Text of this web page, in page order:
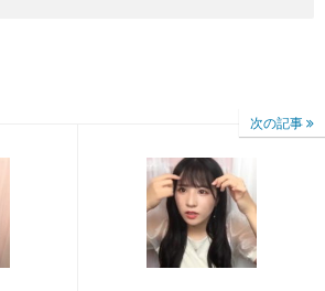
次の記事